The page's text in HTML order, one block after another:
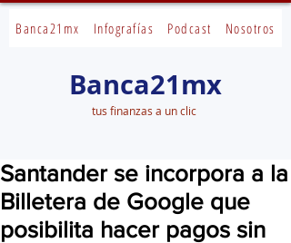
Banca21mx Infografías Podcast Nosotros
Banca21mx
tus finanzas a un clic
Santander se incorpora a la
Billetera de Google que
posibilita hacer pagos sin